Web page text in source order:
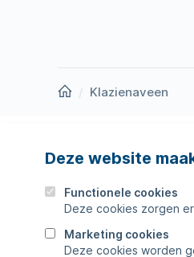
Deze website
Functionele cookies
Deze cookies zorgen
Marketing cookies
Deze cookies worden
Homepage
Klazienaveen
Nieuws
Werken bij
Zakelijk